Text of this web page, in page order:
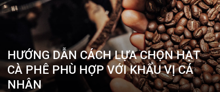
HƯỚNG DẪN CÁCH LỰA CHỌN HẠT
CÀ PHÊ PHÙ HỢP VỚI KHẨU VỊ CÁ
NHÂN